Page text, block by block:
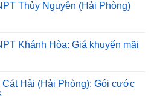
Thủy Nguyên (Hải Phòng)
Khánh Hòa: Giá khuyến mãi
Cát Hải (Hải Phòng): Gói cước